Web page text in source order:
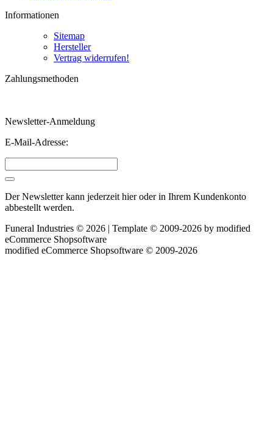
Informationen
Sitemap
Hersteller
Vertrag widerrufen!
Zahlungsmethoden
Newsletter-Anmeldung
E-Mail-Adresse:
Der Newsletter kann jederzeit hier oder in Ihrem Kundenkonto
abbestellt werden.
Funeral Industries © 2026 | Template © 2009-2026 by modified
eCommerce Shopsoftware
modified eCommerce Shopsoftware © 2009-2026